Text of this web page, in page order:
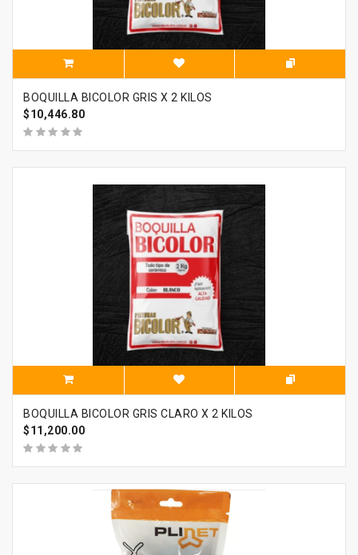
BOQUILLA BICOLOR GRIS X 2 KILOS
$10,446.80
BOQUILLA BICOLOR GRIS CLARO X 2 KILOS
$11,200.00